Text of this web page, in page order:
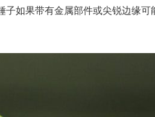
如果带有金属部件或尖锐边缘可